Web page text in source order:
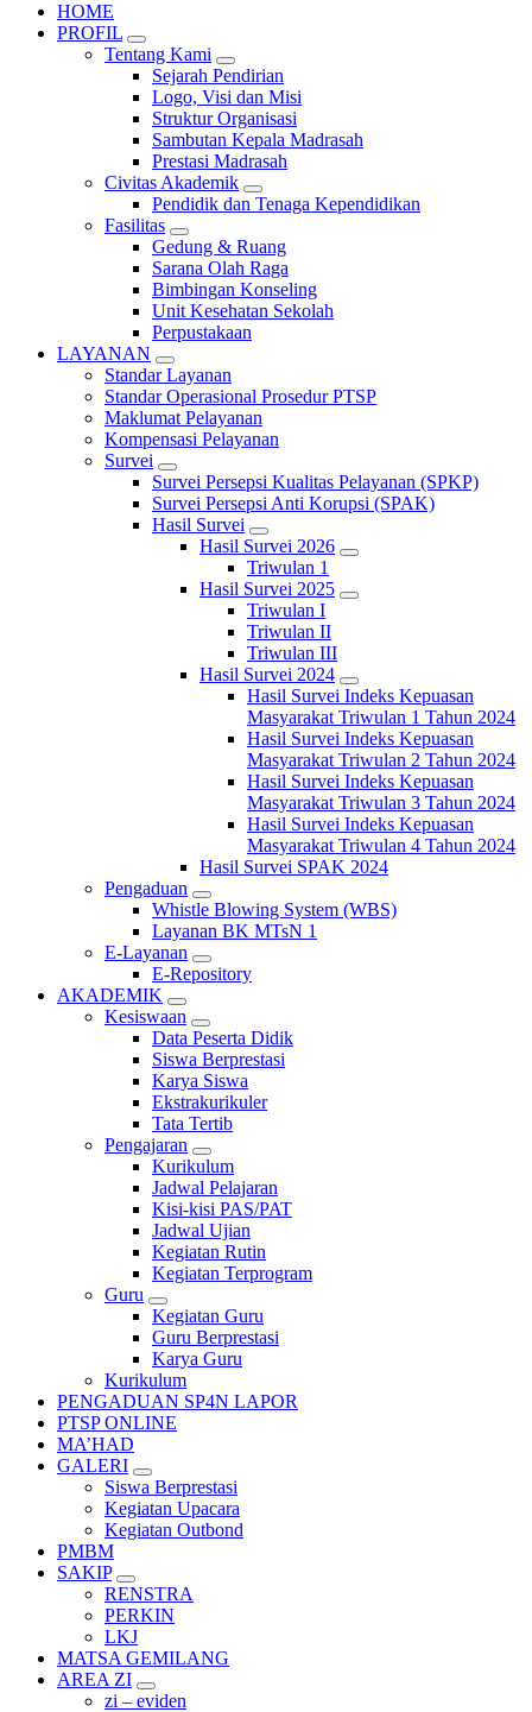
HOME
PROFIL
Tentang Kami
Sejarah Pendirian
Logo, Visi dan Misi
Struktur Organisasi
Sambutan Kepala Madrasah
Prestasi Madrasah
Civitas Akademik
Pendidik dan Tenaga Kependidikan
Fasilitas
Gedung & Ruang
Sarana Olah Raga
Bimbingan Konseling
Unit Kesehatan Sekolah
Perpustakaan
LAYANAN
Standar Layanan
Standar Operasional Prosedur PTSP
Maklumat Pelayanan
Kompensasi Pelayanan
Survei
Survei Persepsi Kualitas Pelayanan (SPKP)
Survei Persepsi Anti Korupsi (SPAK)
Hasil Survei
Hasil Survei 2026
Triwulan 1
Hasil Survei 2025
Triwulan I
Triwulan II
Triwulan III
Hasil Survei 2024
Hasil Survei Indeks Kepuasan
Masyarakat Triwulan 1 Tahun 2024
Hasil Survei Indeks Kepuasan
Masyarakat Triwulan 2 Tahun 2024
Hasil Survei Indeks Kepuasan
Masyarakat Triwulan 3 Tahun 2024
Hasil Survei Indeks Kepuasan
Masyarakat Triwulan 4 Tahun 2024
Hasil Survei SPAK 2024
Pengaduan
Whistle Blowing System (WBS)
Layanan BK MTsN 1
E-Layanan
E-Repository
AKADEMIK
Kesiswaan
Data Peserta Didik
Siswa Berprestasi
Karya Siswa
Ekstrakurikuler
Tata Tertib
Pengajaran
Kurikulum
Jadwal Pelajaran
Kisi-kisi PAS/PAT
Jadwal Ujian
Kegiatan Rutin
Kegiatan Terprogram
Guru
Kegiatan Guru
Guru Berprestasi
Karya Guru
Kurikulum
PENGADUAN SP4N LAPOR
PTSP ONLINE
MA’HAD
GALERI
Siswa Berprestasi
Kegiatan Upacara
Kegiatan Outbond
PMBM
SAKIP
RENSTRA
PERKIN
LKJ
MATSA GEMILANG
AREA ZI
zi – eviden